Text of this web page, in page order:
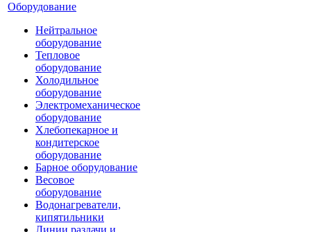
Оборудование
Нейтральное
оборудование
Тепловое
оборудование
Холодильное
оборудование
Электромеханическое
оборудование
Хлебопекарное и
кондитерское
оборудование
Барное оборудование
Весовое
оборудование
Водонагреватели,
кипятильники
Линии раздачи и